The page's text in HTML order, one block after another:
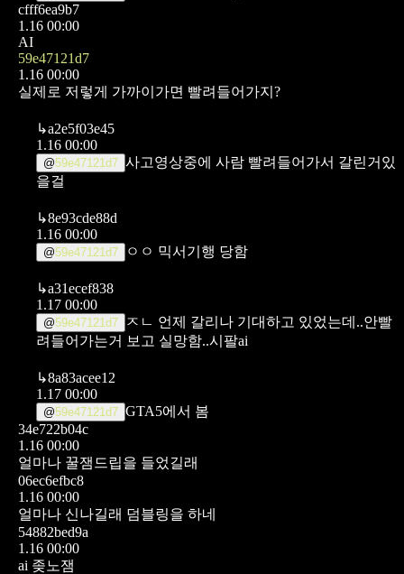
cfff6ea9b7
1.16 00:00
AI
59e47121d7
1.16 00:00
실제로 저렇게 가까이가면 빨려들어가지?
↳a2e5f03e45
1.16 00:00
@59e47121d7 사고영상중에 사람 빨려들어가서 갈린거있
을걸
↳8e93cde88d
1.16 00:00
@59e47121d7 ㅇㅇ 믹서기행 당함
↳a31ecef838
1.17 00:00
@59e47121d7
ㅈㄴ 언제 갈리나 기대하고 있었는데..안빨
려들어가는거 보고 실망함..시팔ai
↳8a83acee12
1.17 00:00
@59e47121d7 GTA5에서 봄
34e722b04c
1.16 00:00
얼마나 꿀잼드립을 들었길래
06ec6efbc8
1.16 00:00
얼마나 신나길래 덤블링을 하네
54882bed9a
1.16 00:00
ai 좆노잼